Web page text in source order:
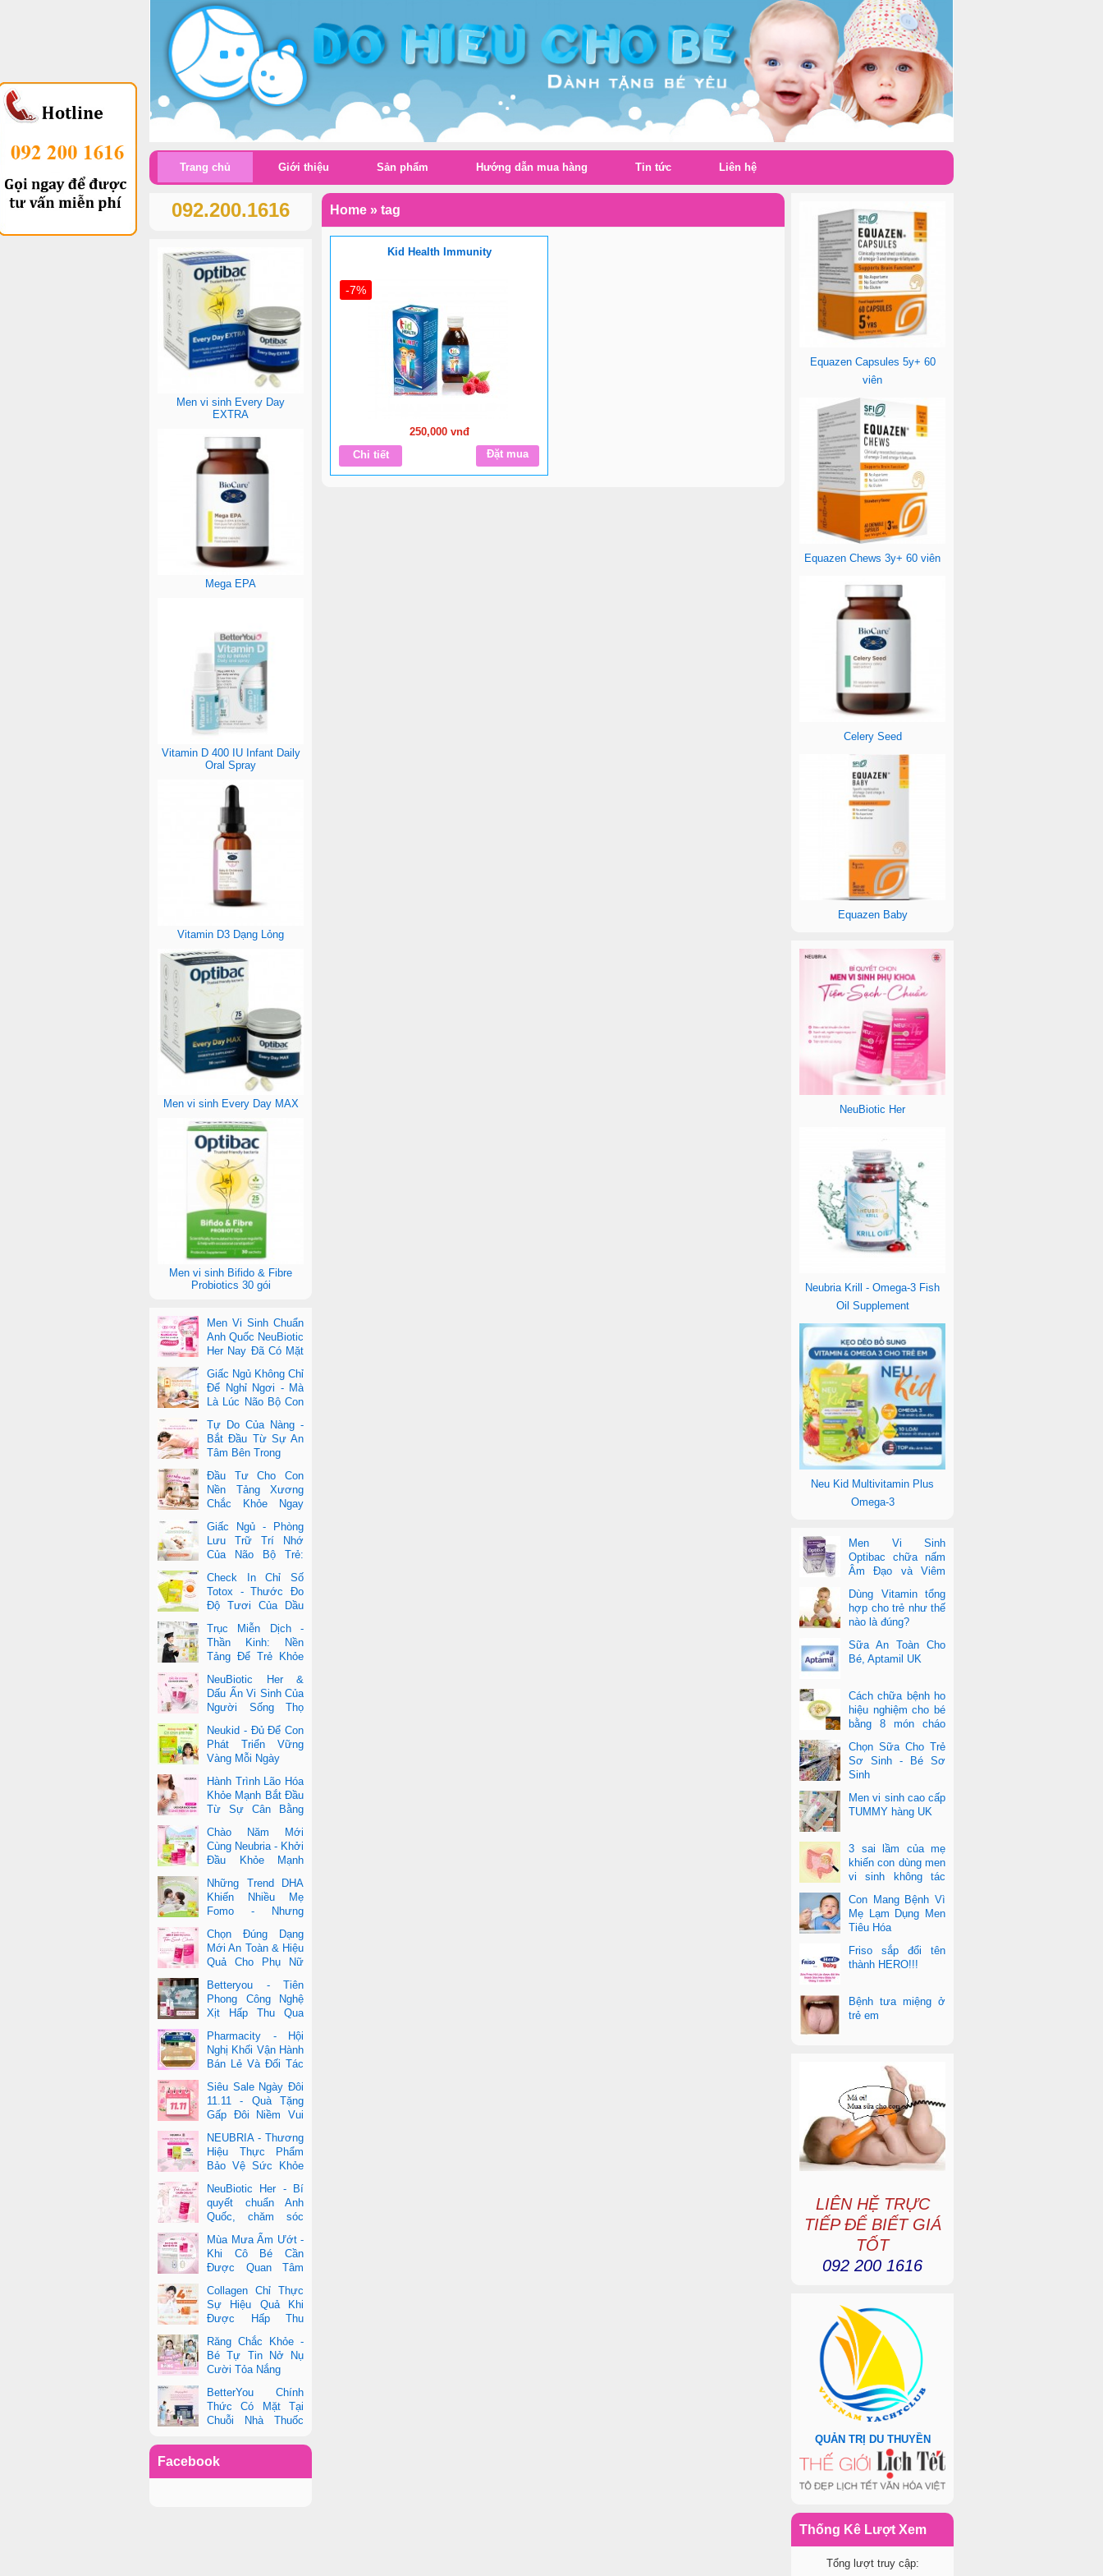
Kid Health Immunity
250,000 vnđ
Chi tiết
Đặt mua
-7%
Home » tag
Equazen Capsules 5y+ 60
viên
Equazen Chews 3y+ 60 viên
Celery Seed
Equazen Baby
NeuBiotic Her
Neubria Krill - Omega-3 Fish
Oil Supplement
Neu Kid Multivitamin Plus
Omega-3
Men Vi Sinh
Optibac chữa nấm
Âm Đạo và Viêm
Dùng Vitamin tổng
hợp cho trẻ như thế
nào là đúng?
Sữa An Toàn Cho
Bé, Aptamil UK
Cách chữa bệnh ho
hiệu nghiệm cho bé
bằng 8 món cháo
Chọn Sữa Cho Trẻ
Sơ Sinh - Bé Sơ
Sinh
Men vi sinh cao cấp
TUMMY hàng UK
3 sai lầm của mẹ
khiến con dùng men
vi sinh không tác
Con Mang Bệnh Vì
Mẹ Lạm Dụng Men
Tiêu Hóa
Friso sắp đổi tên
thành HERO!!!
Bệnh tưa miệng ở
trẻ em
LIÊN HỆ TRỰC
TIẾP ĐỂ BIẾT GIÁ
TỐT
092 200 1616
QUẢN TRỊ DU THUYỀN
Thống Kê Lượt Xem
Tổng lượt truy cập:
092.200.1616
Men vi sinh Every Day
EXTRA
Mega EPA
Vitamin D 400 IU Infant Daily
Oral Spray
Vitamin D3 Dạng Lỏng
Men vi sinh Every Day MAX
Men vi sinh Bifido & Fibre
Probiotics 30 gói
Men Vi Sinh Chuẩn
Anh Quốc NeuBiotic
Her Nay Đã Có Mặt
Quốc
Giấc Ngủ Không Chỉ
Để Nghỉ Ngơi - Mà
Là Lúc Não Bộ Con
Tự Do Của Nàng -
Bắt Đầu Từ Sự An
Tâm Bên Trong
Đầu Tư Cho Con
Nền Tảng Xương
Chắc Khỏe Ngay
Giấc Ngủ - Phòng
Lưu Trữ Trí Nhớ
Của Não Bộ Trẻ:
Của DHA Và Vi ChấtCheck In Chỉ Số
Totox - Thước Đo
Độ Tươi Của Dầu
Cá Cao Cấp
Trục Miễn Dịch -
Thần Kinh: Nền
Tảng Để Trẻ Khỏe
Vượt Trội
NeuBiotic Her &
Dấu Ấn Vi Sinh Của
Người Sống Thọ
Một Cuộc Sống Khỏe Dài Lâu
Neukid - Đủ Để Con
Phát Triển Vững
Vàng Mỗi Ngày
Hành Trình Lão Hóa
Khỏe Mạnh Bắt Đầu
Từ Sự Cân Bằng
Chào Năm Mới
Cùng Neubria - Khởi
Đầu Khỏe Mạnh
Những Trend DHA
Khiến Nhiều Mẹ
Fomo - Nhưng
Cũng ĐúngChọn Đúng Dạng
Mới An Toàn & Hiệu
Quả Cho Phụ Nữ
Betteryou - Tiên
Phong Công Nghệ
Xịt Hấp Thu Qua
(Intra-Oral Spray)Pharmacity - Hội
Nghị Khối Vận Hành
Bán Lẻ Và Đối Tác
Siêu Sale Ngày Đôi
11.11 - Quà Tặng
Gấp Đôi Niềm Vui
Betteryou
NEUBRIA - Thương
Hiệu Thực Phẩm
Bảo Vệ Sức Khỏe
Anh Quốc
NeuBiotic Her - Bí
quyết chuẩn Anh
Quốc, chăm sóc
toàn diện sức khỏe
phụ nữ hiện đạiMùa Mưa Ẩm Ướt -
Khi Cô Bé Cần
Được Quan Tâm
Collagen Chỉ Thực
Sự Hiệu Quả Khi
Được Hấp Thu
Đúng Cách - Và
Zooki Chính Là Chìa Khóa
Răng Chắc Khỏe -
Bé Tự Tin Nở Nụ
Cười Tỏa Nắng
BetterYou Chính
Thức Có Mặt Tại
Chuỗi Nhà Thuốc
Facebook
Trang chủ Giới thiệu Sản phẩm Hướng dẫn mua hàng Tin tức Liên hệ